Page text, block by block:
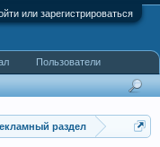
или зарегистрироваться
раздел
Пользователи